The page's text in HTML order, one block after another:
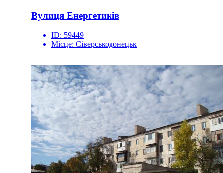
Вулиця Енергетиків
ID: 59449
Місце: Сіверськодонецьк